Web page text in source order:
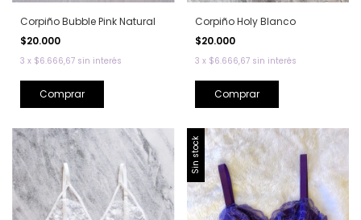
Corpiño Bubble Pink Natural
$20.000
3 x $6.666,67 sin interés
Comprar
Corpiño Holy Blanco
$20.000
3 x $6.666,67 sin interés
Comprar
Sin stock